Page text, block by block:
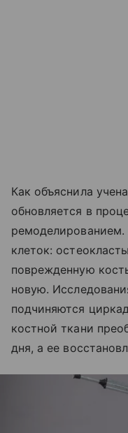
Как объяснила
обновляется в
ремоделированием.
клеток:
поврежденную
новую.
подчиняются
костной ткани
дня, а ее